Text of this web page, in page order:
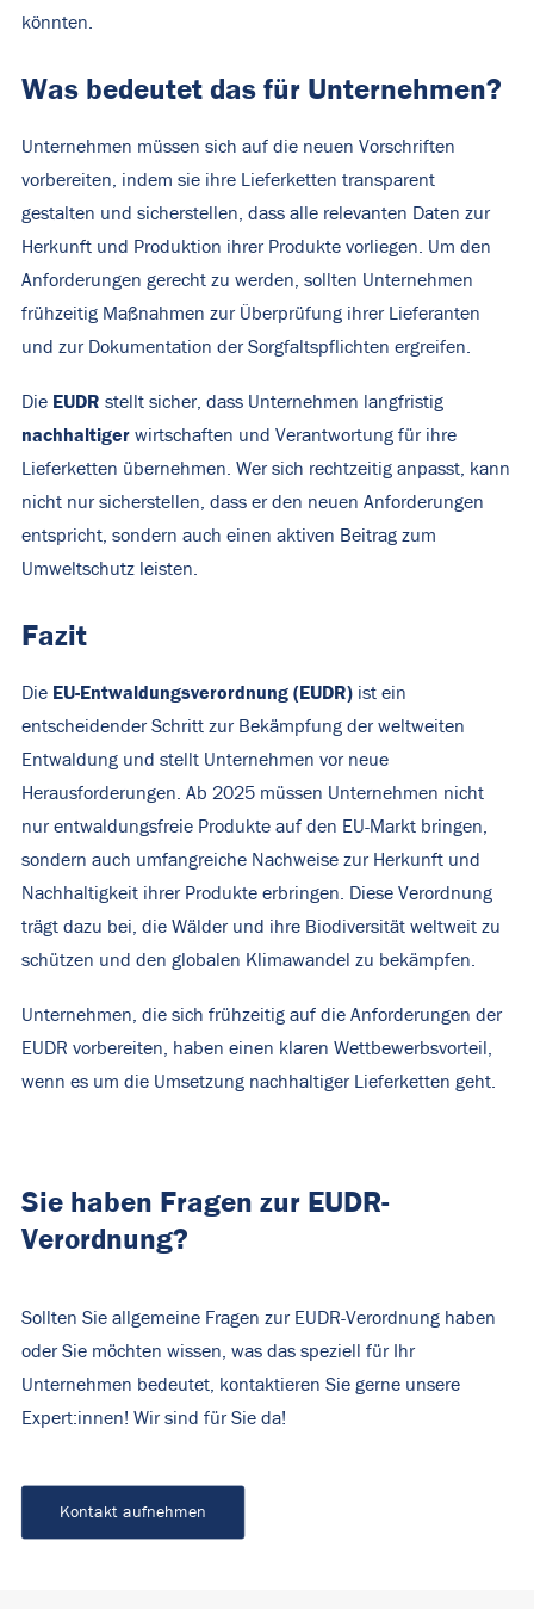
könnten.
Was bedeutet das für Unternehmen?
Unternehmen müssen sich auf die neuen Vorschriften
vorbereiten, indem sie ihre Lieferketten transparent
gestalten und sicherstellen, dass alle relevanten Daten zur
Herkunft und Produktion ihrer Produkte vorliegen. Um den
Anforderungen gerecht zu werden, sollten Unternehmen
frühzeitig Maßnahmen zur Überprüfung ihrer Lieferanten
und zur Dokumentation der Sorgfaltspflichten ergreifen.
Die EUDR stellt sicher, dass Unternehmen langfristig
nachhaltiger wirtschaften und Verantwortung für ihre
Lieferketten übernehmen. Wer sich rechtzeitig anpasst, kann
nicht nur sicherstellen, dass er den neuen Anforderungen
entspricht, sondern auch einen aktiven Beitrag zum
Umweltschutz leisten.
Fazit
Die EU-Entwaldungsverordnung (EUDR) ist ein
entscheidender Schritt zur Bekämpfung der weltweiten
Entwaldung und stellt Unternehmen vor neue
Herausforderungen. Ab 2025 müssen Unternehmen nicht
nur entwaldungsfreie Produkte auf den EU-Markt bringen,
sondern auch umfangreiche Nachweise zur Herkunft und
Nachhaltigkeit ihrer Produkte erbringen. Diese Verordnung
trägt dazu bei, die Wälder und ihre Biodiversität weltweit zu
schützen und den globalen Klimawandel zu bekämpfen.
Unternehmen, die sich frühzeitig auf die Anforderungen der
EUDR vorbereiten, haben einen klaren Wettbewerbsvorteil,
wenn es um die Umsetzung nachhaltiger Lieferketten geht.
Sie haben Fragen zur EUDR-
Verordnung?
Sollten Sie allgemeine Fragen zur EUDR-Verordnung haben
oder Sie möchten wissen, was das speziell für Ihr
Unternehmen bedeutet, kontaktieren Sie gerne unsere
Expert:innen! Wir sind für Sie da!
Kontakt aufnehmen